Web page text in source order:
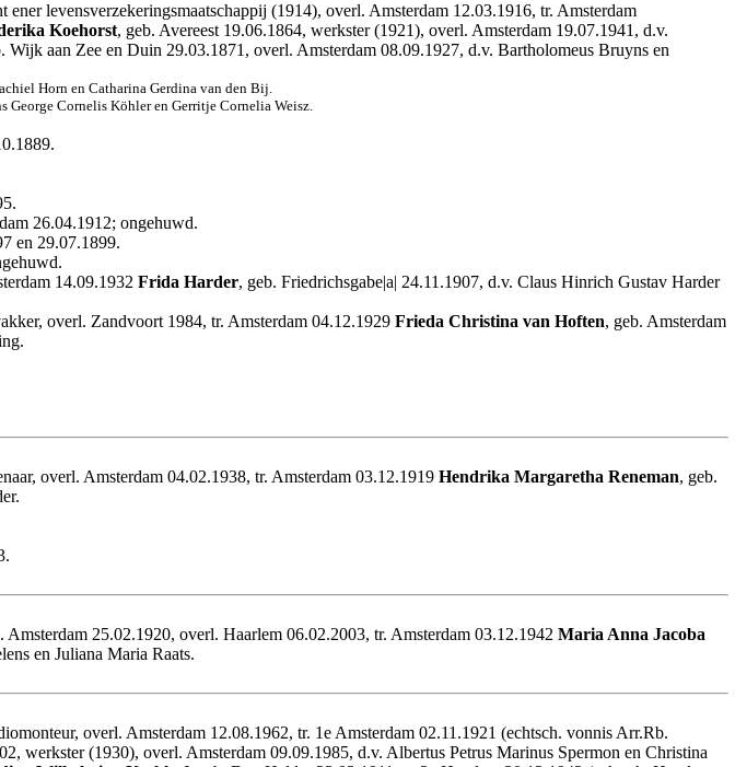
levensverzekeringsmaatschappij (1914), overl. Amsterdam 12.03.1916, tr. Amsterdam
Koehorst, geb. Avereest 19.06.1864, werkster (1921), overl. Amsterdam 19.07.1941, d.v.
Wijk aan Zee en Duin 29.03.1871, overl. Amsterdam 08.09.1927, d.v. Bartholomeus Bruyns en
Horn en Catharina Gerdina van den Bij.
George Cornelis Köhler en Gerritje Cornelia Weisz.
26.04.1912; ongehuwd.
en 29.07.1899.
14.09.1932 Frida Harder, geb. Friedrichsgabe|a| 24.11.1907, d.v. Claus Hinrich Gustav Harder
overl. Zandvoort 1984, tr. Amsterdam 04.12.1929 Frieda Christina van Hoften, geb. Amsterdam
overl. Amsterdam 04.02.1938, tr. Amsterdam 03.12.1919 Hendrika Margaretha Reneman, geb.
Amsterdam 25.02.1920, overl. Haarlem 06.02.2003, tr. Amsterdam 03.12.1942 Maria Anna Jacoba
en Juliana Maria Raats.
overl. Amsterdam 12.08.1962, tr. 1e Amsterdam 02.11.1921 (echtsch. vonnis Arr.Rb.
werkster (1930), overl. Amsterdam 09.09.1985, d.v. Albertus Petrus Marinus Spermon en Christina